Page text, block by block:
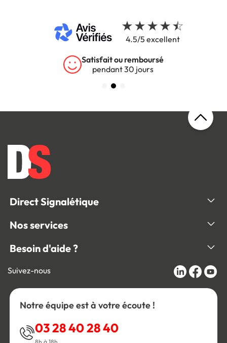
4.5/5 excellent
Satisfait ou remboursé
pendant 30 jours
Direct Signalétique
Nos services
Besoin d'aide ?
Suivez-nous
Notre équipe est à votre écoute !
03 28 40 28 40